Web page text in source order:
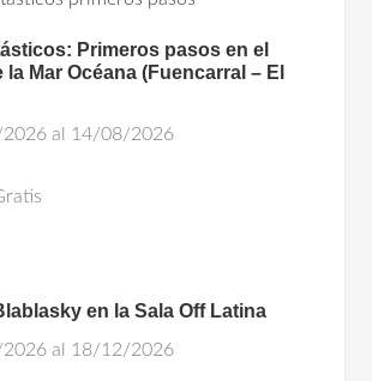
Primeros pasos en el
la Mar Océana (Fuencarral – El
al 14/08/2026
en la Sala Off Latina
al 18/12/2026